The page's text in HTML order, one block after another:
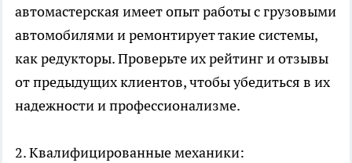
автомастерская имеет опыт работы с грузовыми
автомобилями и ремонтирует такие системы,
как редукторы. Проверьте их рейтинг и отзывы
от предыдущих клиентов, чтобы убедиться в их
надежности и профессионализме.
2. Квалифицированные механики: